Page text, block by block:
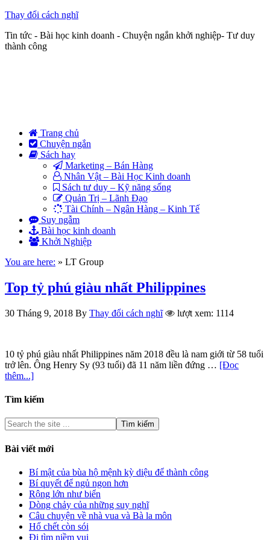
Thay đổi cách nghĩ
Tin tức - Bài học kinh doanh - Chuyện ngắn khởi nghiệp- Tư duy
thành công
Trang chủ
Chuyện ngắn
Sách hay
Marketing – Bán Hàng
Nhân Vật – Bài Học Kinh doanh
Sách tư duy – Kỹ năng sống
Quản Trị – Lãnh Đạo
Tài Chính – Ngân Hàng – Kinh Tế
Suy ngẫm
Bài học kinh doanh
Khởi Nghiệp
You are here: » LT Group
Top tỷ phú giàu nhất Philippines
30 Tháng 9, 2018 By Thay đổi cách nghĩ lượt xem: 1114
10 tỷ phú giàu nhất Philippines năm 2018 đều là nam giới từ 58 tuổi
trở lên. Ông Henry Sy (93 tuổi) đã 11 năm liền đứng … [Đọc
thêm...]
Tìm kiếm
Bài viết mới
Bí mật của bùa hộ mệnh kỳ diệu để thành công
Bí quyết để ngủ ngon hơn
Rộng lớn như biển
Dòng chảy của những suy nghĩ
Câu chuyện về nhà vua và Bà la môn
Hổ chết còn sói
Đi tìm niềm vui